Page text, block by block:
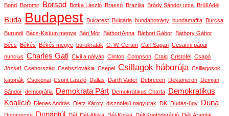
Bond Boromir Borsod Botka László Brassó Brazília Bródy Sándor utca Brüll Adél
Buda Budapest Bukarest Bulgária bundabotrány bundamaffia Burcsa
Burundi Bács-Kiskun megye Bán Mór Báthori Anna Báthori Gábor Báthory Gábor
Bécs Békés Békés megye bürokraták C. W. Ceram Carl Sagan Cesarini pápai
nuncius Charles Gati Civil a pályán Clinton Compson Craig Cristofel Csapó
József Csehország Csehszlovákia Csepel Csillagok háborúja Csillagosok
katonák Csokonai Csont László Dallas Darth Vader Debrecen Dekameron Demján
Sándor demográfia Demokrata Párt Demokratikus Charta
Demokratikus
Koalíció Dienes András Dietz Károly disznófejű nagyurak DK Dudás-ügy Duna